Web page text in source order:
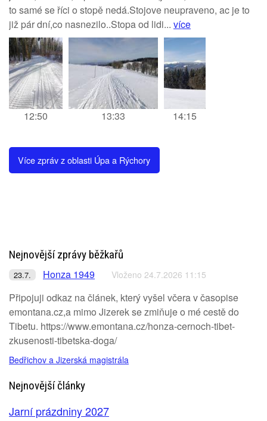
to samé se říci o stopě nedá.Stojove neupraveno, ac je to
již pár dní,co nasnezilo..Stopa od lidi... více
12:50 13:33 14:15
Více zpráv z oblasti Úpa a Rýchory
Nejnovější zprávy běžkařů
23.7. Honza 1949 Vloženo 24.7.2026 11:15
Připojuji odkaz na článek, který vyšel včera v časopise
emontana.cz,a mimo Jizerek se zmiňuje o mé cestě do
Tibetu. https://www.emontana.cz/honza-cernoch-tibet-
zkusenosti-tibetska-doga/
Bedřichov a Jizerská magistrála
Nejnovější články
Jarní prázdniny 2027